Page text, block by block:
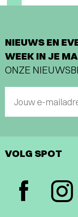
NIEUWS EN
WEEK IN JE
ONZE
Jouw e-
VOLG SPOT